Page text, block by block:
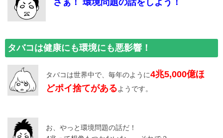
さぁ！ 環境問題の話をしよう！
タバコは健康にも環境にも悪影響！
タバコは世界中で、毎年のように4兆5,000億ほ
どポイ捨てがあるようです。
お、やっと環境問題の話だ！